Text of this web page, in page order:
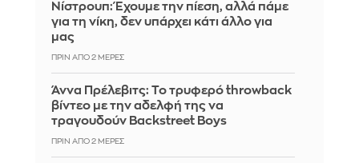
Νίστρουπ: Έχουμε την πίεση, αλλά πάμε
για τη νίκη, δεν υπάρχει κάτι άλλο για
μας
ΠΡΙΝ ΑΠΌ 2 ΜΈΡΕΣ
Άννα Πρέλεβιτς: Το τρυφερό throwback
βίντεο με την αδελφή της να
τραγουδούν Backstreet Boys
ΠΡΙΝ ΑΠΌ 2 ΜΈΡΕΣ